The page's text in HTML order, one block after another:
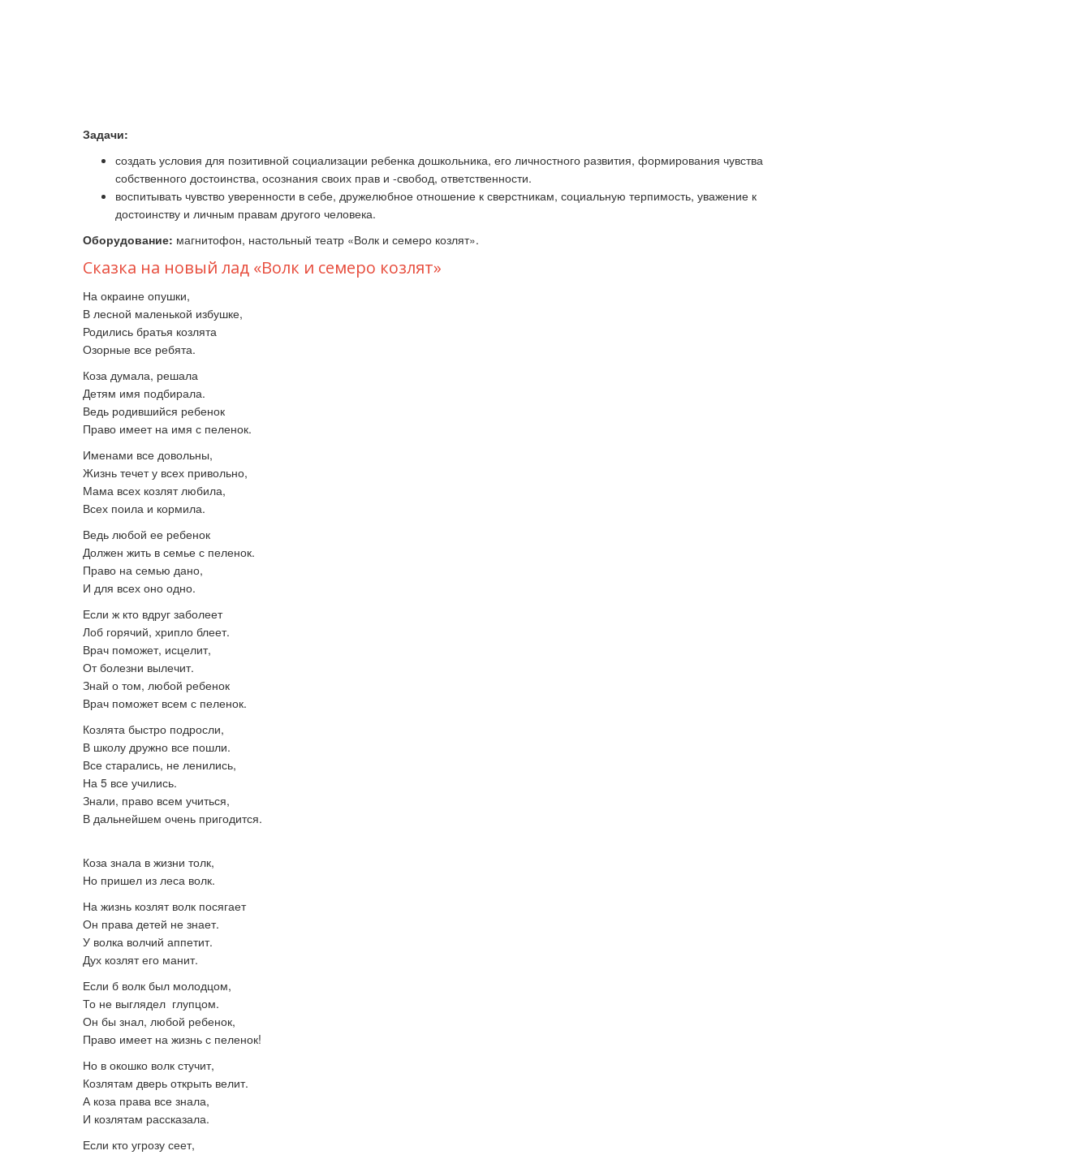
Задачи:
создать условия для позитивной социализации ребенка дошкольника, его личностного развития, формирования чувства
собственного достоинства, осознания своих прав и -свобод, ответственности.
воспитывать чувство уверенности в себе, дружелюбное отношение к сверстникам, социальную терпимость, уважение к
достоинству и личным правам другого человека.
Оборудование: магнитофон, настольный театр «Волк и семеро козлят».
Сказка на новый лад «Волк и семеро козлят»
На окраине опушки,
В лесной маленькой избушке,
Родились братья козлята
Озорные все ребята.
Коза думала, решала
Детям имя подбирала.
Ведь родившийся ребенок
Право имеет на имя с пеленок.
Именами все довольны,
Жизнь течет у всех привольно,
Мама всех козлят любила,
Всех поила и кормила.
Ведь любой ее ребенок
Должен жить в семье с пеленок.
Право на семью дано,
И для всех оно одно.
Если ж кто вдруг заболеет
Лоб горячий, хрипло блеет.
Врач поможет, исцелит,
От болезни вылечит.
Знай о том, любой ребенок
Врач поможет всем с пеленок.
Козлята быстро подросли,
В школу дружно все пошли.
Все старались, не ленились,
На 5 все учились.
Знали, право всем учиться,
В дальнейшем очень пригодится.
Коза знала в жизни толк,
Но пришел из леса волк.
На жизнь козлят волк посягает
Он права детей не знает.
У волка волчий аппетит.
Дух козлят его манит.
Если б волк был молодцом,
То не выглядел глупцом.
Он бы знал, любой ребенок,
Право имеет на жизнь с пеленок!
Но в окошко волк стучит,
Козлятам дверь открыть велит.
А коза права все знала,
И козлятам рассказала.
Если кто угрозу сеет,